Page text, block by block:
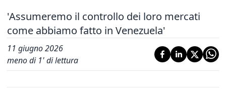
'Assumeremo il controllo dei loro mercati
come abbiamo fatto in Venezuela'
11 giugno 2026
meno di 1' di lettura